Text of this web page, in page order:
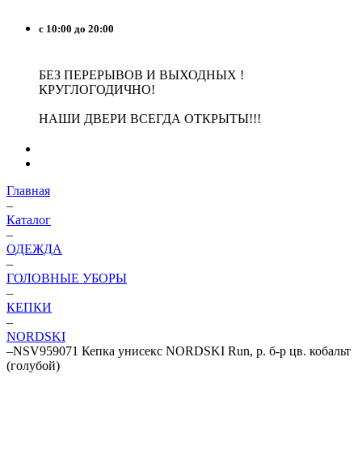
с 10:00 до 20:00
БЕЗ ПЕРЕРЫВОВ И ВЫХОДНЫХ !
КРУГЛОГОДИЧНО!
НАШИ ДВЕРИ ВСЕГДА ОТКРЫТЫ!!!
Главная
–
Каталог
–
ОДЕЖДА
–
ГОЛОВНЫЕ УБОРЫ
–
КЕПКИ
–
NORDSKI
–NSV959071 Кепка унисекс NORDSKI Run, р. б-р цв. кобальт
(голубой)